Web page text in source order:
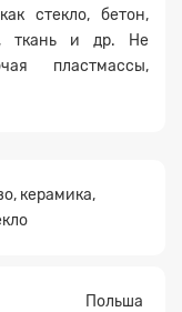
стекло, бетон,
ткань и др. Не
пластмассы,
керамика,
Польша